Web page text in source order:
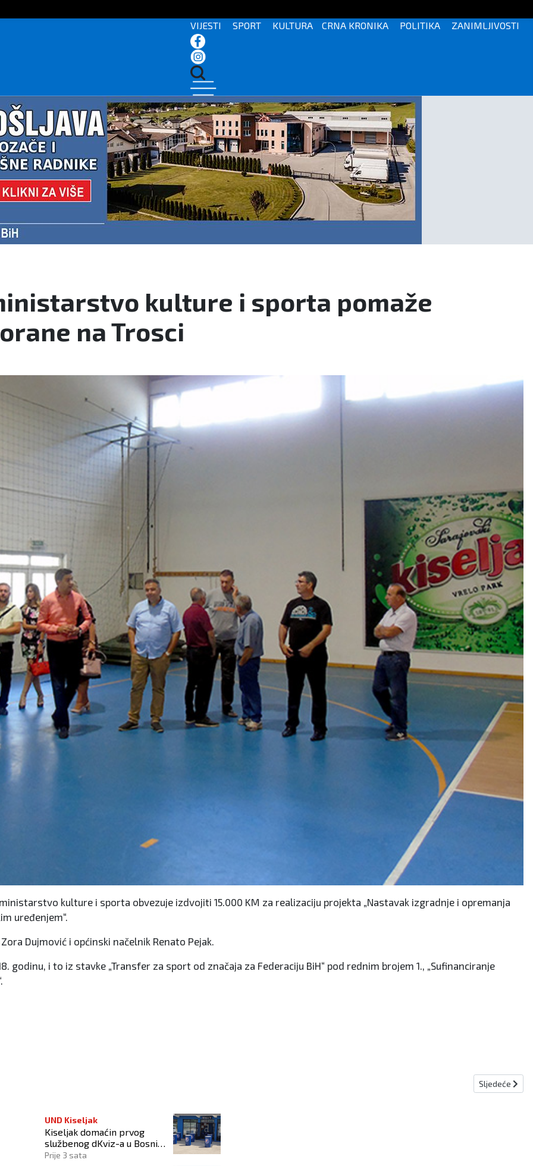
VIJESTI SPORT KULTURA CRNA KRONIKA POLITIKA ZANIMLJIVOSTI
kulture i sporta pomaže
na Trosci
kulture i sporta obvezuje izdvojiti 15.000 KM za realizaciju projekta „Nastavak izgradnje i opremanja
uređenjem“.
Dujmović i općinski načelnik Renato Pejak.
godinu, i to iz stavke „Transfer za sport od značaja za Federaciju BiH“ pod rednim brojem 1., „Sufinanciranje
Sljedeći
Sljedeće
UND Kiseljak
Kiseljak domaćin prvog
službenog dKviz-a u Bosni i
Hercegovini
Prije 3 sata